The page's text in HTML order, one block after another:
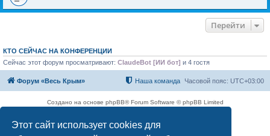
Этот сайт использует cookies для
Перейти
КТО СЕЙЧАС НА КОНФЕРЕНЦИИ
Сейчас этот форум просматривают: ClaudeBot [ИИ бот] и 4 гостя
Форум «Весь Крым» Часовой пояс: UTC+03:00
Наша команда
Создано на основе phpBB® Forum Software © phpBB Limited